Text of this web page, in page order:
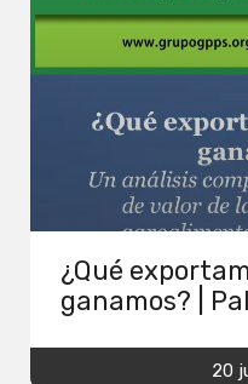
¿Qué
ganamos? |
20